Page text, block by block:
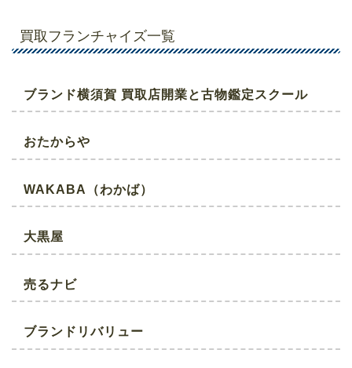
買取フランチャイズ一覧
ブランドリバリュー
売るナビ
大黒屋
WAKABA（わかば）
おたからや
ブランド横須賀 買取店開業と古物鑑定スクール